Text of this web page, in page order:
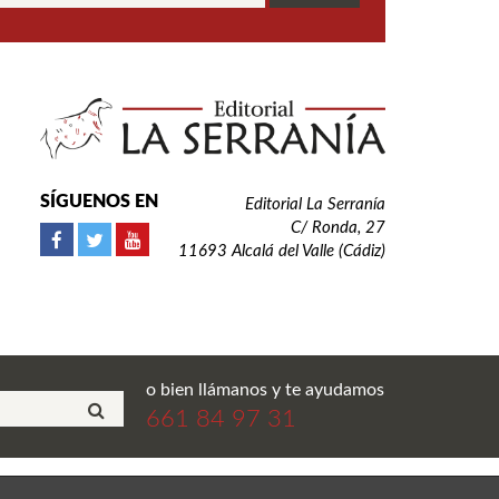
SÍGUENOS EN
Editorial La Serranía
C/ Ronda, 27
11693 Alcalá del Valle (Cádiz)
o bien llámanos y te ayudamos
661 84 97 31